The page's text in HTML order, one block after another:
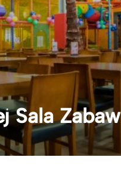
Sala